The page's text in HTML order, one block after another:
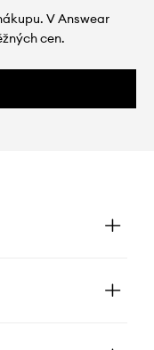
V Answear
cen.